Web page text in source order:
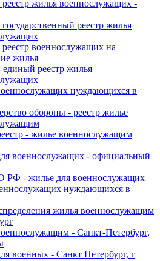
жилья военнослужащих -
реестр жилья
военнослужащих на
жилья
реестр жилья
нуждающихся в
обороны - реестр жилье
- жилье военнослужащим
военнослужащих - официальный
РФ - жилье для военнослужащих
нуждающихся в
жилья военнослужащим
- Санкт-Петербург,
военных - Санкт Петербург, г